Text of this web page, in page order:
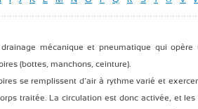
mécanique et pneumatique qui
(bottes, manchons, ceinture).
se remplissent d’air à rythme varié et
traitée. La circulation est donc activée, et